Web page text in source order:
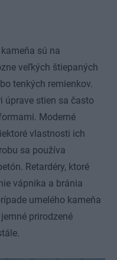
sú na
veľkých štiepaných
tenkých remienkov.
úprave stien sa často
Moderné
vlastnosti ich
sa používa
Retardéry, ktoré
vápnika a bránia
umelého kameňa
prirodzené